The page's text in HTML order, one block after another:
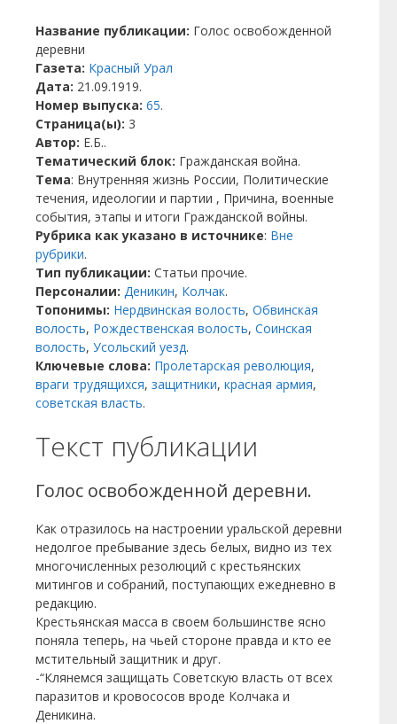
Название публикации: Голос освобожденной
деревни
Газета: Красный Урал
Дата: 21.09.1919.
Номер выпуска: 65.
Страница(ы): 3
Автор: Е.Б..
Тематический блок: Гражданская война.
Тема: Внутренняя жизнь России, Политические
течения, идеологии и партии , Причина, военные
события, этапы и итоги Гражданской войны.
Рубрика как указано в источнике: Вне
рубрики.
Тип публикации: Статьи прочие.
Персоналии: Деникин, Колчак.
Топонимы: Нердвинская волость, Обвинская
волость, Рождественская волость, Соинская
волость, Усольский уезд.
Ключевые слова: Пролетарская революция,
враги трудящихся, защитники, красная армия,
советская власть.
Текст публикации
Голос освобожденной деревни.
Как отразилось на настроении уральской деревни
недолгое пребывание здесь белых, видно из тех
многочисленных резолюций с крестьянских
митингов и собраний, поступающих ежедневно в
редакцию.
Крестьянская масса в своем большинстве ясно
поняла теперь, на чьей стороне правда и кто ее
мстительный защитник и друг.
-“Клянемся защищать Советскую власть от всех
паразитов и кровососов вроде Колчака и
Деникина.